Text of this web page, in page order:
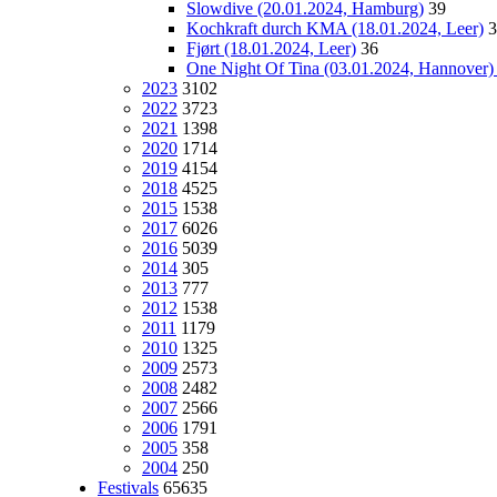
Slowdive (20.01.2024, Hamburg) 39
Kochkraft durch KMA (18.01.2024, Leer)
Fjørt (18.01.2024, Leer) 36
One Night Of Tina (03.01.2024, Hannover)
2023 3102
2022 3723
2021 1398
2020 1714
2019 4154
2018 4525
2015 1538
2017 6026
2016 5039
2014 305
2013 777
2012 1538
2011 1179
2010 1325
2009 2573
2008 2482
2007 2566
2006 1791
2005 358
2004 250
Festivals 65635